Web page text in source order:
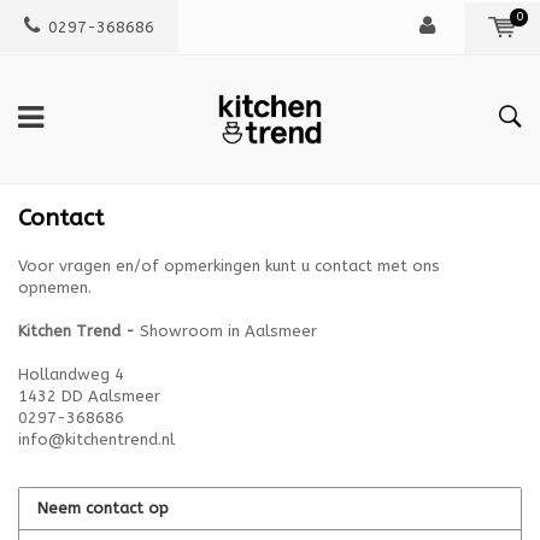
0297-368686
0
Contact
Voor vragen en/of opmerkingen kunt u contact met ons
opnemen.
Kitchen Trend - Showroom in Aalsmeer
Hollandweg 4
1432 DD Aalsmeer
0297-368686
info@kitchentrend.nl
Neem contact op